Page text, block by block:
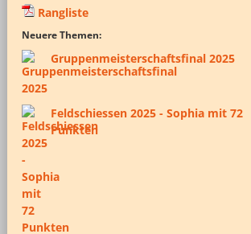
Rangliste
Neuere Themen:
Gruppenmeisterschaftsfinal 2025
Feldschiessen 2025 - Sophia mit 72
Punkten